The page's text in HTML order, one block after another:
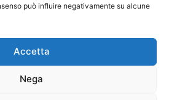
può influire negativamente su alcune
Accetta
Nega